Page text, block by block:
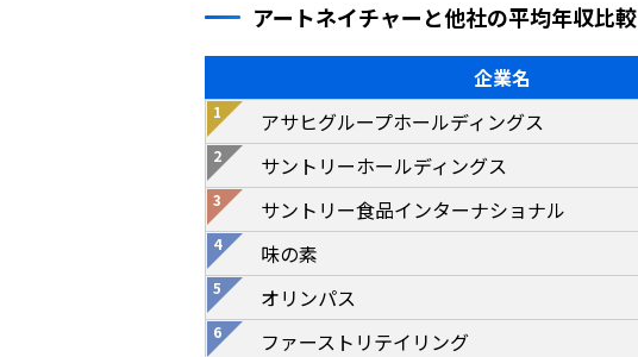
アートネイチャーと他社の平均年収比較
企業名
アサヒグループホールディングス
サントリーホールディングス
サントリー食品インターナショナル
味の素
オリンパス
ファーストリテイリング